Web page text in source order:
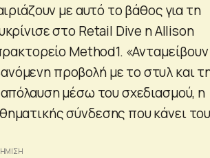
με αυτό το βάθος για τη
στο Retail Dive η Allison
Method1.
προβολή με το στυλ και
μέσω του σχεδιασμού, η
σύνδεσης που κάνει